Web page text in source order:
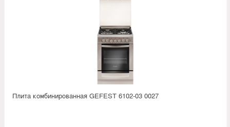
Плита комбинированная GEFEST 6102-03 0027